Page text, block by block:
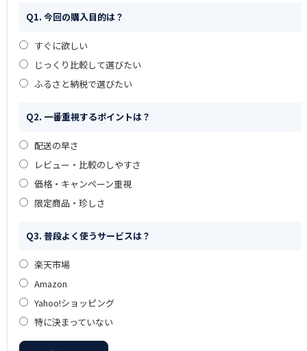
Q1. 今回の購入目的は？
すぐに欲しい
じっくり比較して選びたい
ふるさと納税で選びたい
Q2. 一番重視するポイントは？
配送の早さ
レビュー・比較のしやすさ
価格・キャンペーン重視
限定商品・珍しさ
Q3. 普段よく使うサービスは？
楽天市場
Amazon
Yahoo!ショッピング
特に決まっていない